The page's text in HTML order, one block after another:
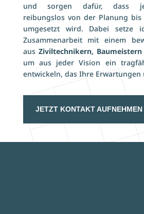
und sorgen dafür, dass
reibungslos von der Planung
umgesetzt wird. Dabei setze
Zusammenarbeit mit einem
aus Ziviltechnikern,
um aus jeder Vision ein
entwickeln, das Ihre
JETZT KONTAKT AUFNEHMEN